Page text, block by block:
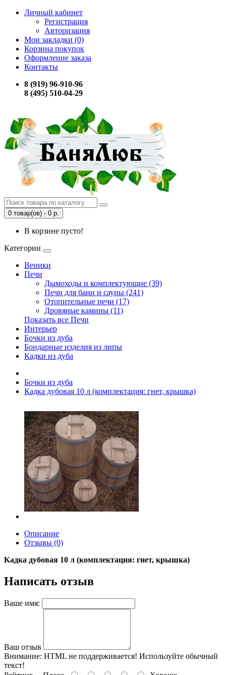
Личный кабинет
Регистрация
Авторизация
Мои закладки (0)
Корзина покупок
Оформление заказа
Контакты
8 (919) 96-910-96
8 (495) 510-04-29
0 товар(ов) - 0 р.
В корзине пусто!
Категории
Веники
Печи
Дымоходы и комплектующие (39)
Печи для бани и сауны (241)
Отопительные печи (17)
Дровяные камины (11)
Показать все Печи
Интерьер
Бочки из дуба
Бондарные изделия из липы
Кадки из дуба
Бочки из дуба
Кадка дубовая 10 л (комплектация: гнет, крышка)
Описание
Отзывы (0)
Кадка дубовая 10 л (комплектация: гнет, крышка)
Написать отзыв
Ваше имя:
Ваш отзыв
Внимание: HTML не поддерживается! Используйте обычный
текст!